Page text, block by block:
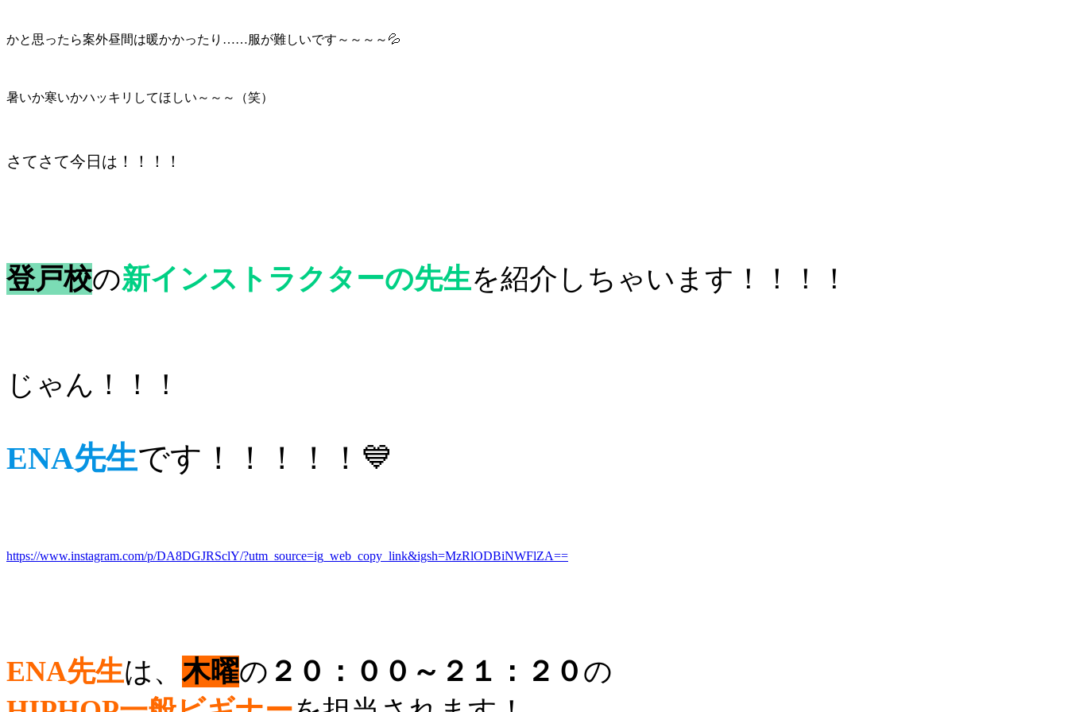
かと思ったら案外昼間は暖かかったり……服が難しいです～～～～💦
暑いか寒いかハッキリしてほしい～～～（笑）
さてさて今日は！！！！
登戸校の新インストラクターの先生を紹介しちゃいます！！！！
じゃん！！！
ENA先生です！！！！！💙
https://www.instagram.com/p/DA8DGJRSclY/?utm_source=ig_web_copy_link&igsh=MzRlODBiNWFlZA==
ENA先生は、 木曜の ２０：００～２１：２０ の